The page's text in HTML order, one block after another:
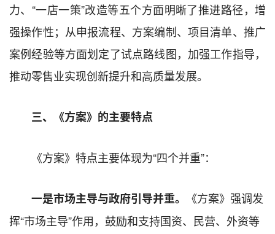
力、“一店一策”改造等五个方面明晰了推进路径，增
强操作性；从申报流程、方案编制、项目清单、推广
案例经验等方面划定了试点路线图，加强工作指导，
推动零售业实现创新提升和高质量发展。
三、《方案》的主要特点
《方案》特点主要体现为“四个并重”：
一是市场主导与政府引导并重。
《方案》强调发
挥“市场主导”作用，鼓励和支持国资、民营、外资等